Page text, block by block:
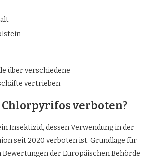
über verschiedene
vertrieben.
verboten?
Insektizid, dessen Verwendung in der
seit 2020 verboten ist. Grundlage für
Bewertungen der Europäischen Behörde